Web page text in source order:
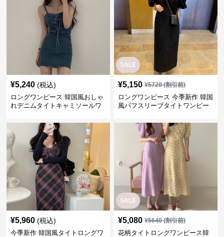
¥5,240 (税込)
ロングワンピース 韓国風おしゃ
れデニムタイトキャミソールワ
SALE
¥5,150 ¥5720(割引前)
ロングワンピース 今季新作 韓国
風パフスリーブタイトワンピー
¥5,960 (税込)
今季新作 韓国風タイトロングワ
SALE
¥5,080 ¥5640(割引前)
花柄タイトロングワンピース韓